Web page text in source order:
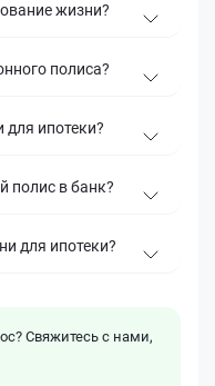
жизни?
полиса?
для ипотеки?
полис в банк?
для ипотеки?
Свяжитесь с нами,